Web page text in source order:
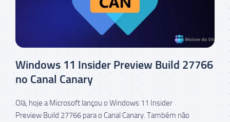
Windows 11 Insider Preview Build 27766
no Canal Canary
Olá, hoje a Microsoft lançou o Windows 11 Insider
Preview Build 27766 para o Canal Canary. Também não